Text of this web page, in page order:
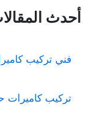
ح
ثأحدث
فني تركيب
تركيب كاميرات